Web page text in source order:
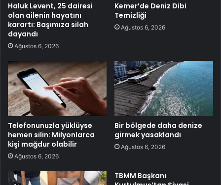
Haluk Levent, 25 dairesi
olan ailenin hayatını
karartı: Başımıza silah
dayandı
Ağustos 6, 2026
Kemer’de Deniz Dibi
Temizliği
Ağustos 6, 2026
Telefonunuzla yüklüyse
hemen silin: Milyonlarca
kişi mağdur olabilir
Ağustos 6, 2026
Bir bölgede daha denize
girmek yasaklandı
Ağustos 6, 2026
TBMM Başkanı